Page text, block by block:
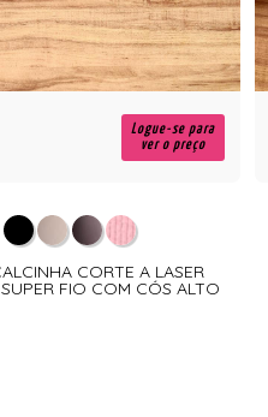
Logue-se para
ver o preço
CORTE A LASER
FIO COM CÓS ALTO